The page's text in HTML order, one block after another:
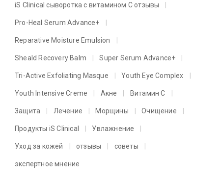
iS Clinical сыворотка с витамином C отзывы
Pro-Heal Serum Advance+
Reparative Moisture Emulsion
Sheald Recovery Balm Super Serum Advance+
Tri-Active Exfoliating Masque Youth Eye Complex
Youth Intensive Creme Акне Витамин C
Защита Лечение Морщины Очищение
Продукты iS Clinical Увлажнение
Уход за кожей отзывы советы
экспертное мнение